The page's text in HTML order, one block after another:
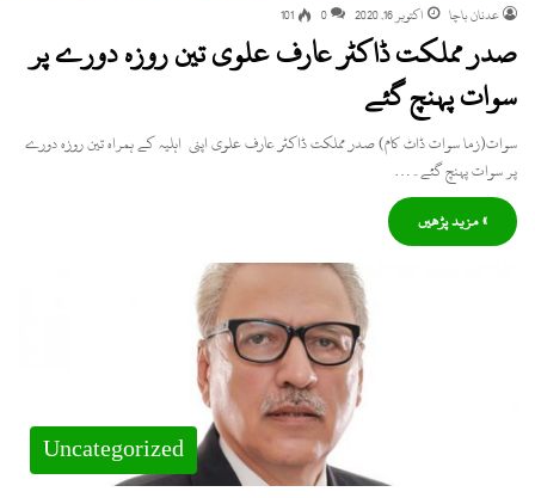
عدنان باچا اکتوبر 16, 2020 0
101
صدر مملکت ڈاکٹر عارف علوی تین روزہ دورے پر
سوات پہنچ گئے
سوات(زما سوات ڈاٹ کام) صدر مملکت ڈاکٹر عارف علوی اپنی اہلیہ کے ہمراہ تین روزہ دورے
پر سوات پہنچ گئے۔…
» مزید پڑھیں
Uncategorized